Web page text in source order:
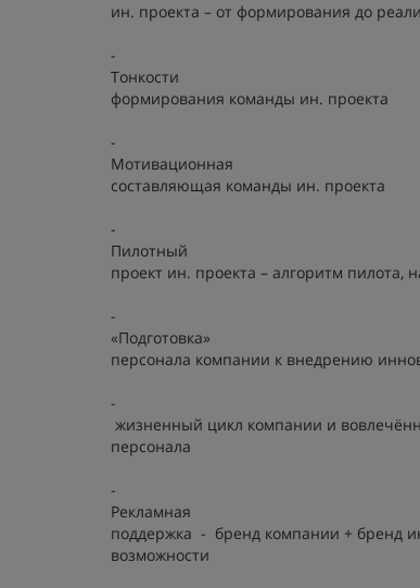
ин. проекта – от формирования до
-
Тонкости
формирования команды ин. проекта
-
Мотивационная
составляющая команды ин. проекта
-
Пилотный
проект ин. проекта – алгоритм пилота,
-
«Подготовка»
персонала компании к внедрению
-
жизненный цикл компании и
персонала
-
Рекламная
поддержка - бренд компании + бренд
возможности